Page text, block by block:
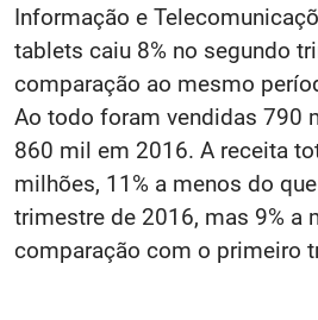
Informação e
tablets caiu 8% no segundo
comparação ao mesmo
Ao todo foram vendidas 790
860 mil em 2016. A receita
milhões, 11% a menos do
trimestre de 2016, mas 9% a
comparação com o primeiro